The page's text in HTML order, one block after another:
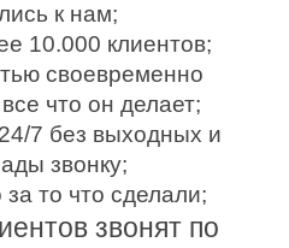
к нам;
10.000 клиентов;
своевременно
что он делает;
7 без выходных и
звонку;
то что сделали;
звонят по